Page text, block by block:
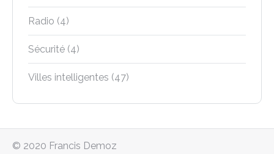
Radio (4)
Sécurité (4)
Villes intelligentes (47)
© 2020 Francis Demoz